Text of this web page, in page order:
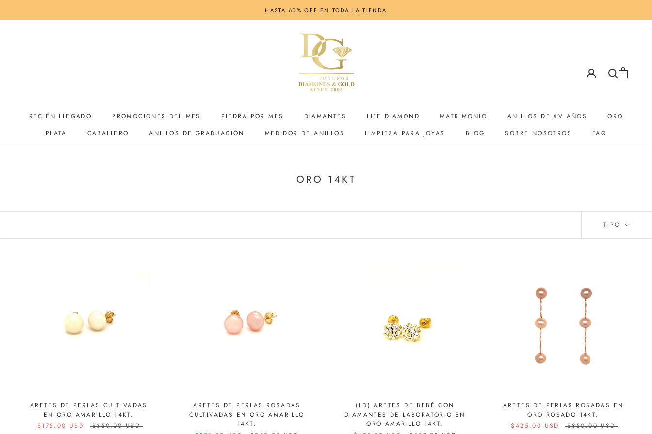
HASTA 60% OFF EN TODA LA TIENDA
RECIÉN LLEGADO PROMOCIONES DEL MES PIEDRA POR MES DIAMANTES LIFE DIAMOND MATRIMONIO ANILLOS DE XV AÑOS
ORO
PLATA
CABALLERO
ANILLOS DE GRADUACIÓN
MEDIDOR DE ANILLOS
LIMPIEZA PARA JOYAS
BLOG
SOBRE NOSOTROS
FAQ
ORO 14KT
TIPO
ARETES DE PERLAS CULTIVADAS
EN ORO AMARILLO 14KT.
$175.00 USD
$350.00 USD
ARETES DE PERLAS ROSADAS
CULTIVADAS EN ORO AMARILLO
14KT.
(LD) ARETES DE BEBÉ CON
DIAMANTES DE LABORATORIO EN
ORO AMARILLO 14KT.
ARETES DE PERLAS ROSADAS EN
ORO ROSADO 14KT.
$425.00 USD
$850.00 USD